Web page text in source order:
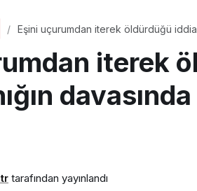
Eşini uçurumdan iterek öldürdüğü
iterek
tarafından yayınlandı